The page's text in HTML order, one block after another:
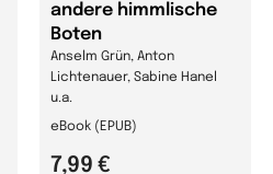
andere himmlische
Boten
Anselm Grün, Anton
Lichtenauer, Sabine Hanel
u.a.
eBook (EPUB)
7,99 €